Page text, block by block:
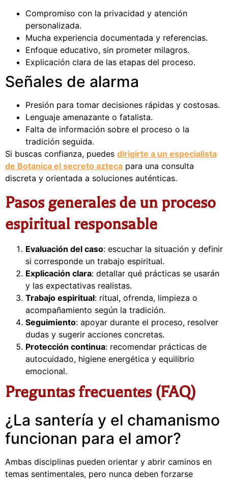
Compromiso con la privacidad y atención
personalizada.
Mucha experiencia documentada y referencias.
Enfoque educativo, sin prometer milagros.
Explicación clara de las etapas del proceso.
Señales de alarma
Presión para tomar decisiones rápidas y costosas.
Lenguaje amenazante o fatalista.
Falta de información sobre el proceso o la
tradición seguida.
Si buscas confianza, puedes dirigirte a un especialista
de Botanica el secreto azteca para una consulta
discreta y orientada a soluciones auténticas.
Pasos generales de un proceso
espiritual responsable
Evaluación del caso: escuchar la situación y definir
si corresponde un trabajo espiritual.
Explicación clara: detallar qué prácticas se usarán
y las expectativas realistas.
Trabajo espiritual: ritual, ofrenda, limpieza o
acompañamiento según la tradición.
Seguimiento: apoyar durante el proceso, resolver
dudas y sugerir acciones concretas.
Protección continua: recomendar prácticas de
autocuidado, higiene energética y equilibrio
emocional.
Preguntas frecuentes (FAQ)
¿La santería y el chamanismo
funcionan para el amor?
Ambas disciplinas pueden orientar y abrir caminos en
temas sentimentales, pero nunca deben forzarse